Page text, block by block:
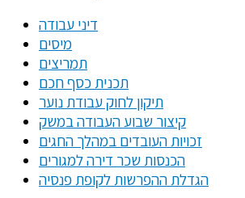
דיני עבודה
מיסים
תמריצים
תכנית כסף חכם
תיקון לחוק עבודת נוער
קיצור שבוע העבודה במשק
זכויות העובדים במהלך החגים
הכנסות שכר דירה למגורים
הגדלת ההפרשות לקופת פנסיה